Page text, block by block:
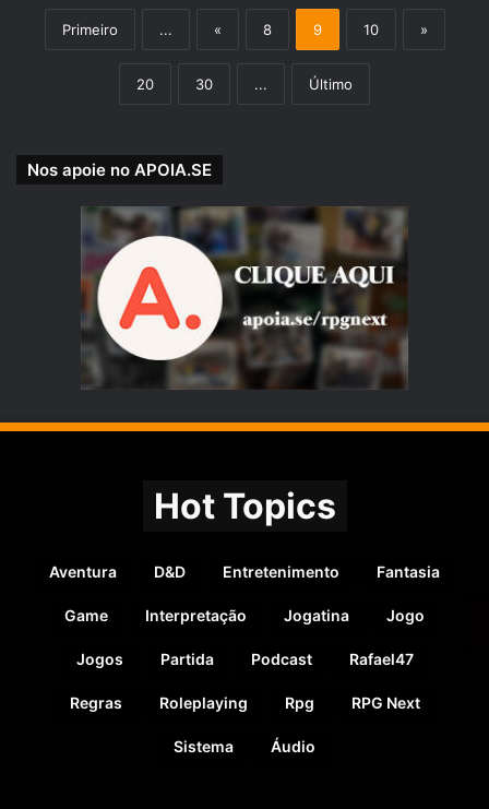
Primeiro ... « 8 9 10 »
20 30 ... Último
Nos apoie no APOIA.SE
Hot Topics
Aventura D&D Entretenimento Fantasia
Game Interpretação Jogatina Jogo
Jogos Partida Podcast Rafael47
Regras Roleplaying Rpg RPG Next
Sistema Áudio